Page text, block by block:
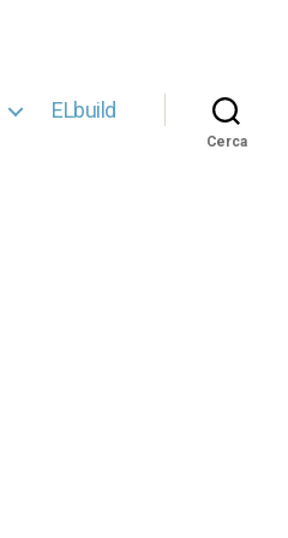
ELbuild
Cerca